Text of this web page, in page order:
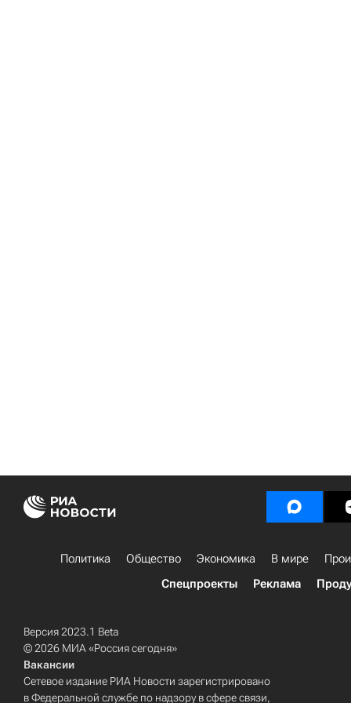
Политика Общество Экономика В мире
Спецпроекты
Реклама
Версия 2023.1 Beta
© 2026 МИА «Россия сегодня»
Вакансии
Сетевое издание РИА Новости зарегистрировано
в Федеральной службе по надзору в сфере связи,